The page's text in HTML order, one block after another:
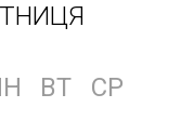
ВТ
СР